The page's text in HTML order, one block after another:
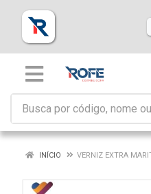
INÍCIO VERNIZ EXTRA